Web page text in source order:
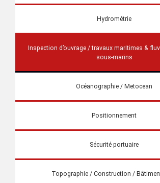
Hydrométrie
Inspection d’ouvrage / travaux maritimes &
sous-marins
Océanographie / Metocean
Positionnement
Sécurité portuaire
Topographie / Construction /